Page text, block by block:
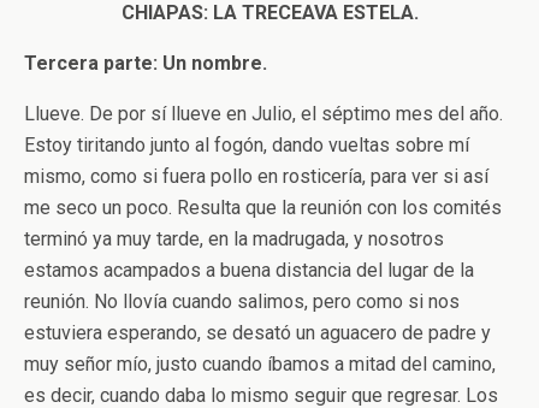
CHIAPAS: LA TRECEAVA ESTELA.
Tercera parte: Un nombre.
Llueve. De por sí llueve en Julio, el séptimo mes del año.
Estoy tiritando junto al fogón, dando vueltas sobre mí
mismo, como si fuera pollo en rosticería, para ver si así
me seco un poco. Resulta que la reunión con los comités
terminó ya muy tarde, en la madrugada, y nosotros
estamos acampados a buena distancia del lugar de la
reunión. No llovía cuando salimos, pero como si nos
estuviera esperando, se desató un aguacero de padre y
muy señor mío, justo cuando íbamos a mitad del camino,
es decir, cuando daba lo mismo seguir que regresar. Los